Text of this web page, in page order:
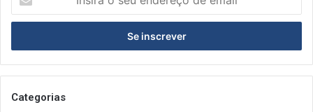
seu
de
email
Categorias